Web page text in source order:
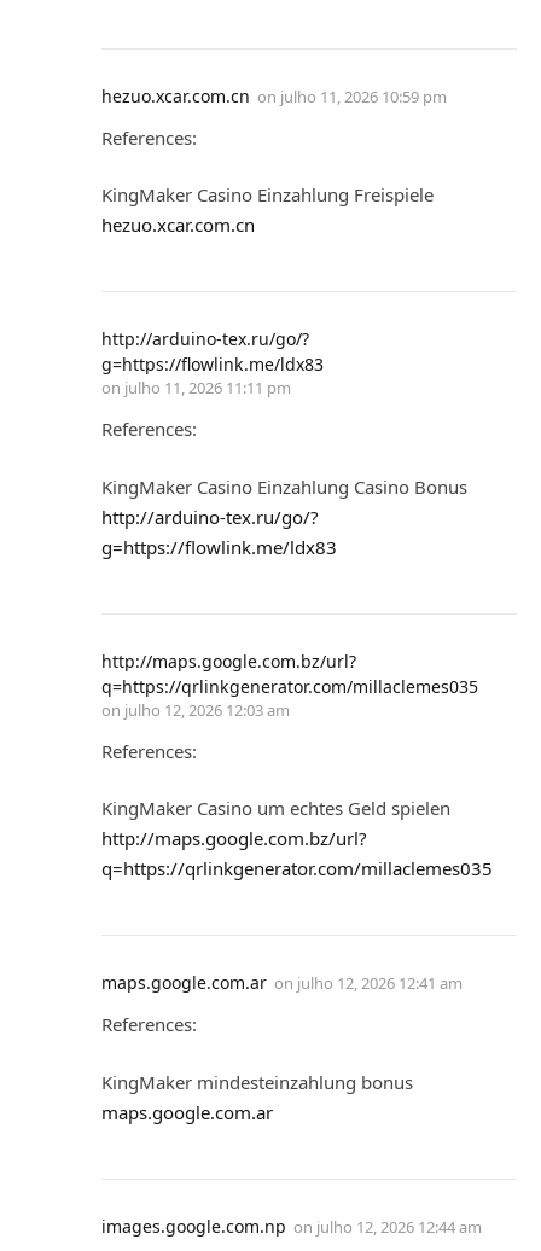
hezuo.xcar.com.cn on julho 11, 2026 10:59 pm
References:
KingMaker Casino Einzahlung Freispiele
hezuo.xcar.com.cn
http://arduino-tex.ru/go/?
g=https://flowlink.me/ldx83
on julho 11, 2026 11:11 pm
References:
KingMaker Casino Einzahlung Casino Bonus
http://arduino-tex.ru/go/?
g=https://flowlink.me/ldx83
http://maps.google.com.bz/url?
q=https://qrlinkgenerator.com/millaclemes035
on julho 12, 2026 12:03 am
References:
KingMaker Casino um echtes Geld spielen
http://maps.google.com.bz/url?
q=https://qrlinkgenerator.com/millaclemes035
maps.google.com.ar on julho 12, 2026 12:41 am
References:
KingMaker mindesteinzahlung bonus
maps.google.com.ar
images.google.com.np on julho 12, 2026 12:44 am